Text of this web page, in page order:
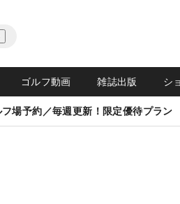
ゴルフ動画 雑誌出版 シ
フ場予約／毎週更新！限定優待プラン